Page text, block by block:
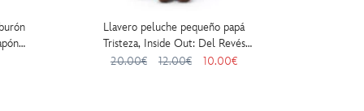
Llavero peluche pequeño papá
Tristeza, Inside Out: Del Revés
(13 cm)
20.00€ 12.00€ 10.00€